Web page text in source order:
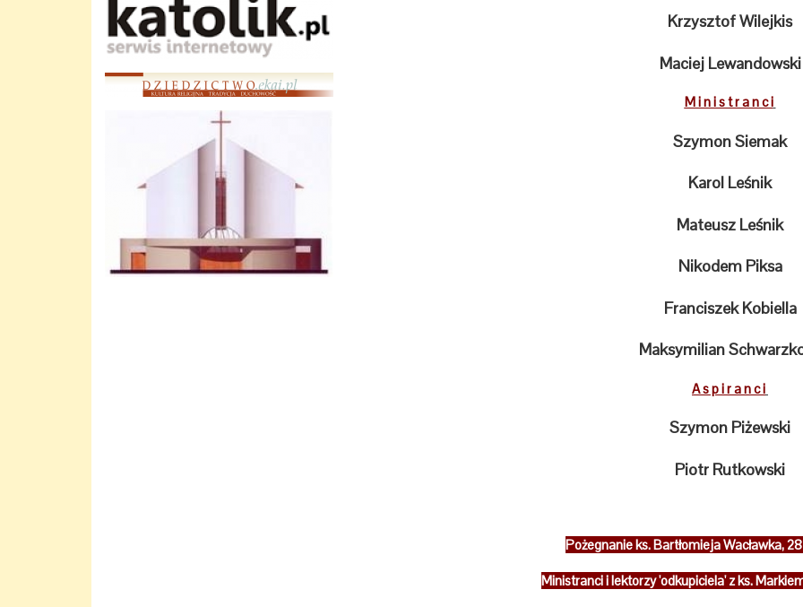
Krzysztof Wilejkis
Maciej Lewandowski
M i n i s t r a n c i
Szymon Siemak
Karol Leśnik
Mateusz Leśnik
Nikodem Piksa
Franciszek Kobiella
Maksymilian
A s p i r a n c i
Szymon Piżewski
Piotr Rutkowski
Pożegnanie ks. Bartłomieja Wacławka,
Ministranci i lektorzy 'odkupiciela' z ks.